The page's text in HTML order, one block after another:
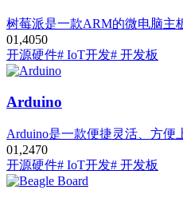
树莓派是一款ARM的微电脑主
01,4050
开源硬件# IoT开发# 开发板
Arduino
Arduino是一款便捷灵活、方便
01,2470
开源硬件# IoT开发# 开发板